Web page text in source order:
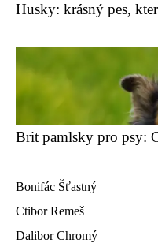
Husky: krásný pes,
Brit pamlsky pro psy:
Bonifác Šťastný
Ctibor Remeš
Dalibor Chromý